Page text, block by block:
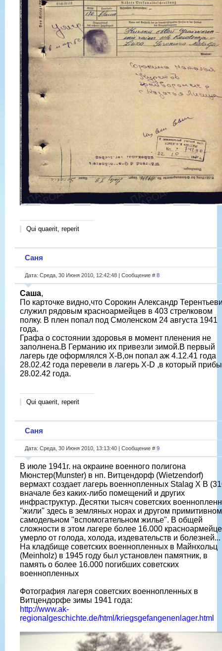
Qui quaerit, reperit
Саня
Дата: Среда, 30 Июня 2010, 12:42:48 | Сообщение # 8
Саша,
По карточке видно,что Сорокин Александр
служил рядовым красноармейцев в 403 стрелковом
полку. В плен попал под Смоленском 24 августа 1941
года.
Графа о состоянии здоровья в момент пленения не
заполнена.В Германию их привезли зимой.В первый
лагерь где оформлялся X-B,он попал аж 4.12.41 года
28.02.42 года перевели в лагерь Х-D ,в который
28.02.42 года.
Qui quaerit, reperit
Саня
Дата: Среда, 30 Июня 2010, 13:13:40 | Сообщение # 9
В июле 1941г. на окраине военного полигона
Мюнстер(Munster) в нп. Витцендорф (Wietzendorf)
вермахт создает лагерь военнопленных Stalag X B
вначале без каких-либо помещений и других
инфраструктур. Десятки тысяч советских
"жили" здесь в земляных норах и другом примитивном
самодельном "вспомогательном жилье". В общей
сложности в этом лагере более 16.000
умерло от голода, холода, издевательств и болезней...
На кладбище советских военнопленных в Майнхольц
(Meinholz) в 1945 году был установлен памятник, в
память о более 16.000 погибших советских
военнопленных
Фотография лагеря советских военнопленных в
Витцендорфе зимы 1941 года:
http://www.ak-
regionalgeschichte.de/html/kriegsgefangenenlager.html